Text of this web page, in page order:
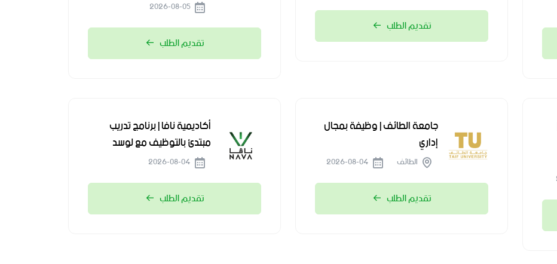
تقديم الطلب
تقديم الطلب
جامعة الطائف | وظيفة بمجال
إداري
الطائف
تقديم الطلب
أكاديمية نافا | برنامج تدريب
مبتدئ بالتوظيف مع لوسد
تقديم الطلب